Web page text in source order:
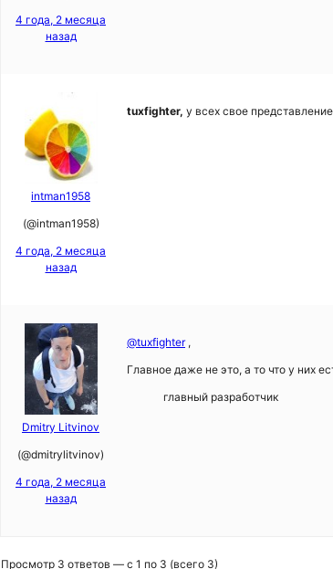
4 года, 2 месяца
назад
intman1958
(@intman1958)
4 года, 2 месяца
назад
tuxfighter, у всех свое
Dmitry Litvinov
(@dmitrylitvinov)
4 года, 2 месяца
назад
@tuxfighter,
Главное даже не это, а то что у них
главный разработчик
Просмотр 3 ответов — с 1 по 3 (всего 3)